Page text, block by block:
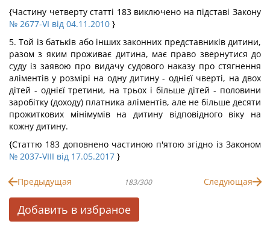
{Частину четверту статті 183 виключено на підставі Закону
№ 2677-VI від 04.11.2010 }
5. Той із батьків або інших законних представників дитини,
разом з яким проживає дитина, має право звернутися до
суду із заявою про видачу судового наказу про стягнення
аліментів у розмірі на одну дитину - однієї чверті, на двох
дітей - однієї третини, на трьох і більше дітей - половини
заробітку (доходу) платника аліментів, але не більше десяти
прожиткових мінімумів на дитину відповідного віку на
кожну дитину.
{Статтю 183 доповнено частиною п'ятою згідно із Законом
№ 2037-VIII від 17.05.2017 }
Предыдущая 183/300 Следующая
Добавить в избраное